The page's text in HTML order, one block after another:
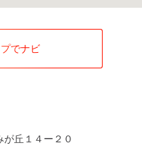
でナビ
丘１４ー２０